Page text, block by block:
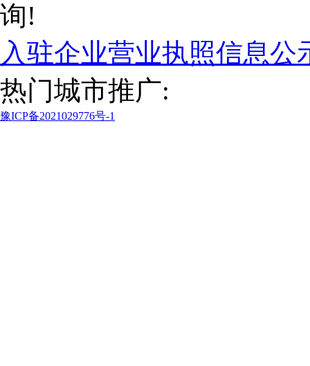
询!
入驻企业营业执照信息公
热门城市推广:
豫ICP备2021029776号-1